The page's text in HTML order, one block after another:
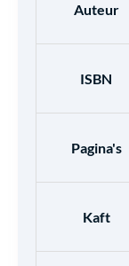
Auteur
ISBN
Pagina's
Kaft